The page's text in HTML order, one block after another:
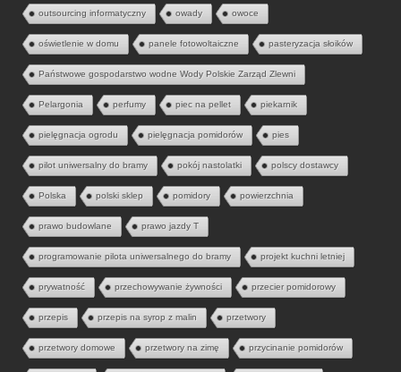
outsourcing informatyczny owady owoce
oświetlenie w domu panele fotowoltaiczne pasteryzacja słoików
Państwowe gospodarstwo wodne Wody Polskie Zarząd Zlewni
Pelargonia perfumy piec na pellet piekarnik
pielęgnacja ogrodu pielęgnacja pomidorów pies
pilot uniwersalny do bramy pokój nastolatki polscy dostawcy
Polska polski sklep pomidory powierzchnia
prawo budowlane prawo jazdy T
programowanie pilota uniwersalnego do bramy projekt kuchni letniej
prywatność przechowywanie żywności przecier pomidorowy
przepis przepis na syrop z malin przetwory
przetwory domowe przetwory na zimę przycinanie pomidorów